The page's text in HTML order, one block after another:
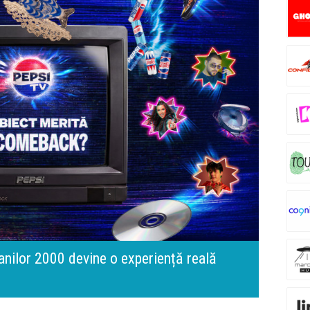
2000 devine o experiență reală